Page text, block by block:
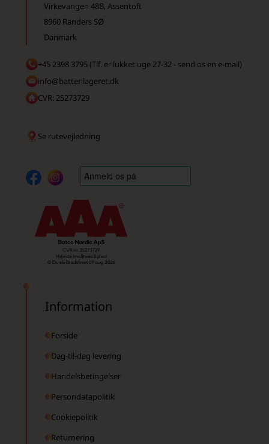
Virkevangen 48B, Assentoft
8960 Randers SØ
Danmark
+45 2398 3795 (Tlf. er lukket uge 27-32 - send os en e-mail)
info@batterilageret.dk
CVR: 25273729
Se rutevejledning
Information
Forside
Dag-til-dag levering
Handelsbetingelser
Persondatapolitik
Cookiepolitik
Returnering